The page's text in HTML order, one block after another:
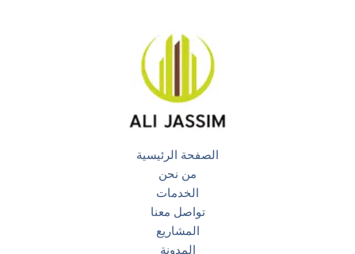
الصفحة الرئيسية
من نحن
الخدمات
تواصل معنا
المشاريع
المدونة